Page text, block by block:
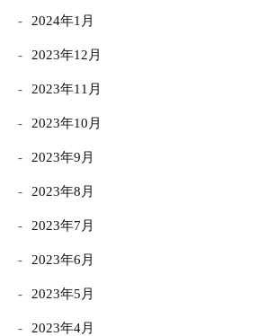
2024年1月
2023年12月
2023年11月
2023年10月
2023年9月
2023年8月
2023年7月
2023年6月
2023年5月
2023年4月